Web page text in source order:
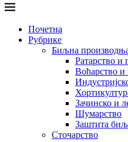
Почетна
Рубрике
Биљна
Ратарство и
Воћарство и
Зачинско и
Шумарство
Заштита
Сточарство